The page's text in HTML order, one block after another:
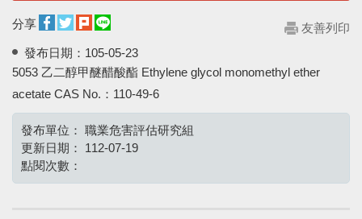
分享
友善列印
發布日期： 105-05-23
5053 乙二醇甲醚醋酸酯 Ethylene glycol monomethyl ether
acetate CAS No.：110-49-6
發布單位： 職業危害評估研究組
更新日期：
112-07-19
點閱次數：